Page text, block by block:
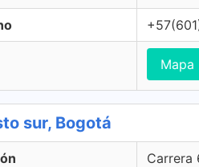
Mapa
sur, Bogotá
Carrera